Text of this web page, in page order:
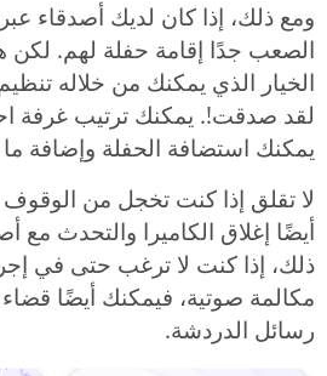
ومع ذلك، إذا كان لديك أصدقاء
الصعب جدًا إقامة حفلة لهم. لكن
الخيار الذي يمكنك من خلاله
لقد صدقت!. يمكنك ترتيب غرفة
يمكنك استضافة الحفلة وإضافة ما يصل
لا تقلق إذا كنت تخجل من الوقوف
أيضًا إغلاق الكاميرا والتحدث مع
ذلك، إذا كنت لا ترغب حتى في
مكالمة صوتية، فيمكنك أيضًا
رسائل الدردشة.